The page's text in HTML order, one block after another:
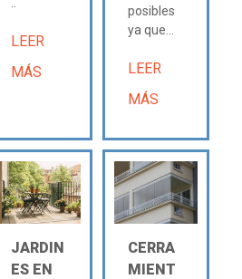
LEER
MÁS
posibles
ya que...
LEER
MÁS
JARDIN
ES EN
CERRA
MIENT